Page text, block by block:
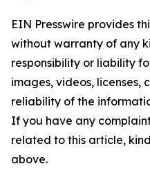
EIN Presswire provides
without warranty of any
responsibility or liability
images, videos, licenses,
reliability of the
If you have any
related to this article,
above.